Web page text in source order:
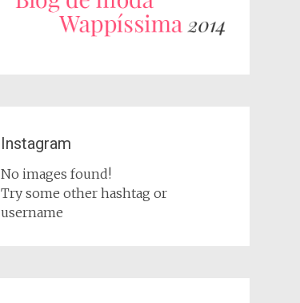
Instagram
No images found!
Try some other hashtag or
username